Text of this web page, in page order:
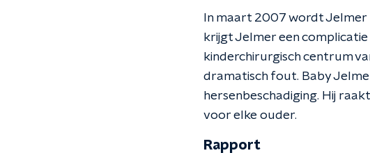
In maart 2007 wordt Jelmer
krijgt Jelmer een
kinderchirurgisch centrum
dramatisch fout. Baby
hersenbeschadiging. Hij
voor elke ouder.
Rapport